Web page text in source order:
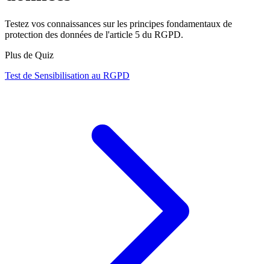
Testez vos connaissances sur les principes fondamentaux de
protection des données de l'article 5 du RGPD.
Plus de Quiz
Test de Sensibilisation au RGPD